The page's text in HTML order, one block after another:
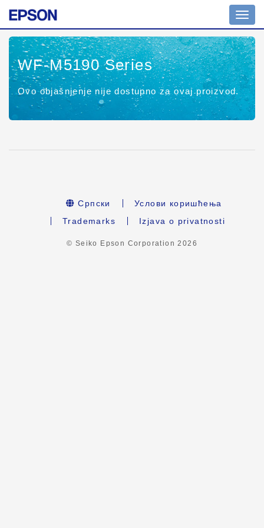
WF-M5190 Series
Ovo objašnjenje nije dostupno za ovaj proizvod.
Српски
Услови коришћења
Trademarks
Izjava o privatnosti
© Seiko Epson Corporation2026